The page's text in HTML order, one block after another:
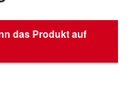
das Produkt auf